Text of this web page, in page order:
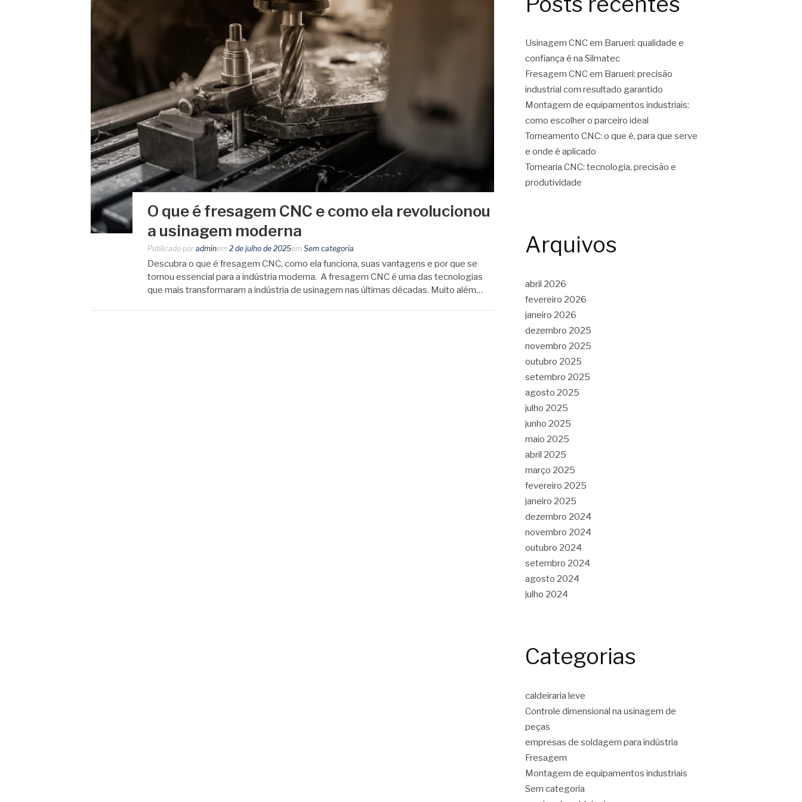
O que é fresagem CNC e como ela revolucionou
a usinagem moderna
Publicado por adminem 2 de julho de 2025em Sem categoria
Descubra o que é fresagem CNC, como ela funciona, suas vantagens e por que se
tornou essencial para a indústria moderna. A fresagem CNC é uma das tecnologias
que mais transformaram a indústria de usinagem nas últimas décadas. Muito além…
Usinagem CNC em Barueri: qualidade e
confiança é na Silmatec
Fresagem CNC em Barueri: precisão
industrial com resultado garantido
Montagem de equipamentos industriais:
como escolher o parceiro ideal
Torneamento CNC: o que é, para que serve
e onde é aplicado
Tornearia CNC: tecnologia, precisão e
produtividade
Arquivos
abril 2026
fevereiro 2026
janeiro 2026
dezembro 2025
novembro 2025
outubro 2025
setembro 2025
agosto 2025
julho 2025
junho 2025
maio 2025
abril 2025
março 2025
fevereiro 2025
janeiro 2025
dezembro 2024
novembro 2024
outubro 2024
setembro 2024
agosto 2024
julho 2024
Categorias
caldeiraria leve
Controle dimensional na usinagem de
peças
empresas de soldagem para indústria
Fresagem
Montagem de equipamentos industriais
Sem categoria